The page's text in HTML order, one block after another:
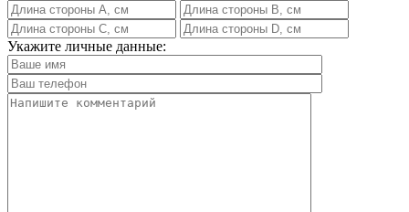
Укажите личные данные: